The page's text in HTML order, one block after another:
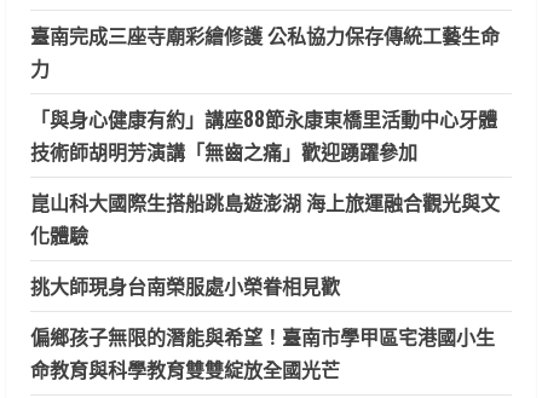
臺南完成三座寺廟彩繪修護 公私協力保存傳統工藝生命
力
「與身心健康有約」講座88節永康東橋里活動中心牙體
技術師胡明芳演講「無齒之痛」歡迎踴躍參加
崑山科大國際生搭船跳島遊澎湖 海上旅運融合觀光與文
化體驗
挑大師現身台南榮服處小榮眷相見歡
偏鄉孩子無限的潛能與希望！臺南市學甲區宅港國小生
命教育與科學教育雙雙綻放全國光芒